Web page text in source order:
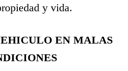
y vida.
EN MALAS